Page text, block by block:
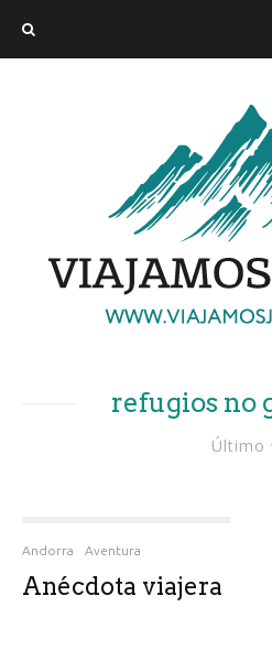
refugios no
Último
Andorra Aventura
Anécdota viajera